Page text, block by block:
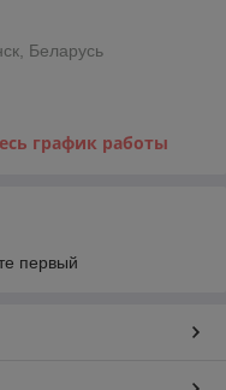
Беларусь
график работы
первый